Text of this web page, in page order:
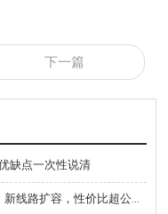
下一篇
缺点一次性说清
6年铁路汽车托运价格更新！多线调价、新线路扩容，性价比超公路大板车